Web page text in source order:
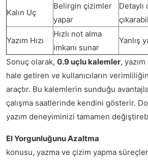
Kalın Uç
Belirgin çizimler
yapar
Yazım Hızı
Hızlı not alma
imkanı sunar
Yanlış
Sonuç olarak, 0.9 uçlu kalemler,
hale getiren ve kullanıcıların
araçtır. Bu kalemlerin sunduğu
çalışma saatlerinde kendini gösterir.
yazım deneyiminizi tamamen
El Yorgunluğunu Azaltma
konusu, yazma ve çizim yapma